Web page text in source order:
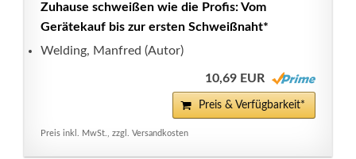
Zuhause schweißen wie die Profis: Vom
Gerätekauf bis zur ersten Schweißnaht*
Welding, Manfred (Autor)
10,69 EUR
Preis & Verfügbarkeit*
Preis inkl. MwSt., zzgl. Versandkosten